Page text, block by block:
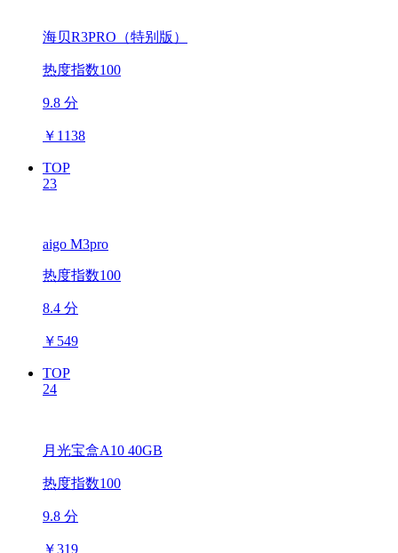
海贝R3PRO（特别版）
热度指数100
9.8 分
￥ 1138
TOP
23
aigo M3pro
热度指数100
8.4 分
￥ 549
TOP
24
月光宝盒A10 40GB
热度指数100
9.8 分
￥319